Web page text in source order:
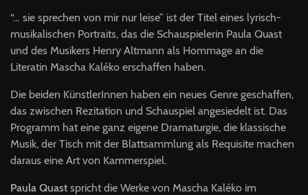
“… sie sprechen von mir nur leise” ist der Titel eines lyrisch-
musikalischen Portraits, das die Schauspielerin Paula Quast
und des Musikers Henry Altmann als Hommage an die
Literatin Mascha Kaléko erschaffen haben.
Die beiden KünstlerInnen haben ein neues Genre geschaffen,
das zwischen Rezitation und Schauspiel angesiedelt ist. Das
Programm hat eine ganz eigene Dramaturgie, die klassische
Musik, der Tisch mit der Blattsammlung als Requisite machen
daraus eine Art von Kammerspiel.
Paula Quast spricht die Werke von Mascha Kaléko im